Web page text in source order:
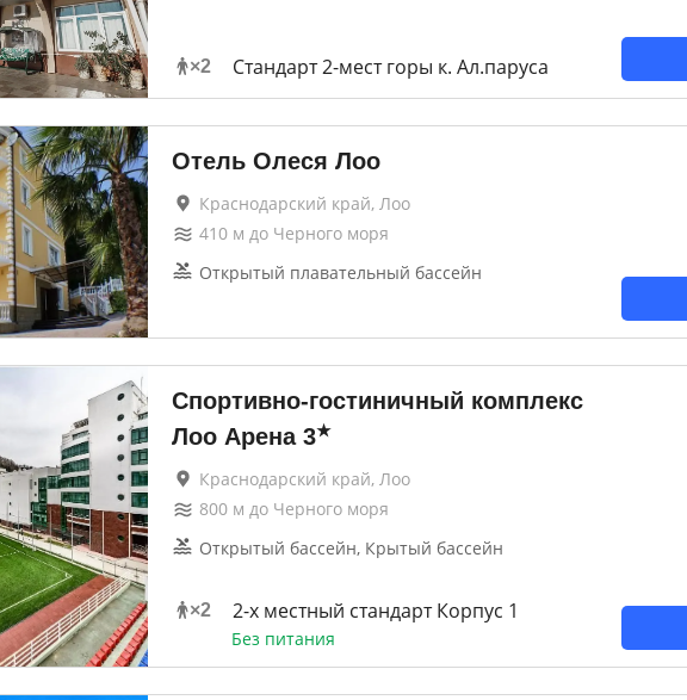
×2 Стандарт 2-мест горы к. Ал.паруса
Отель Олеся Лоо
Краснодарский край, Лоо
410м до Черного моря
Открытый плавательный бассейн
Спортивно-гостиничный комплекс
Лоо Арена 3★
Краснодарский край, Лоо
800м до Черного моря
Открытый бассейн, Крытый бассейн
×2 2-x местный стандарт Корпус 1
Без питания